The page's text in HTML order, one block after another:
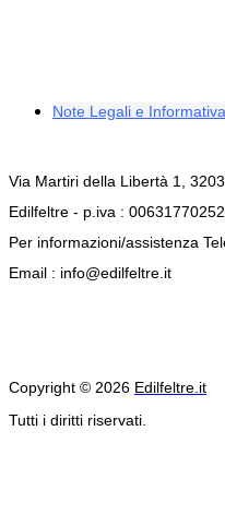
Note Legali e
Via Martiri della Libertà 1,
Edilfeltre - p.iva : 00631770252
Per informazioni/assistenza
Email : info@edilfeltre.it
Copyright © 2026 Edilfeltre.it
Tutti i diritti riservati.